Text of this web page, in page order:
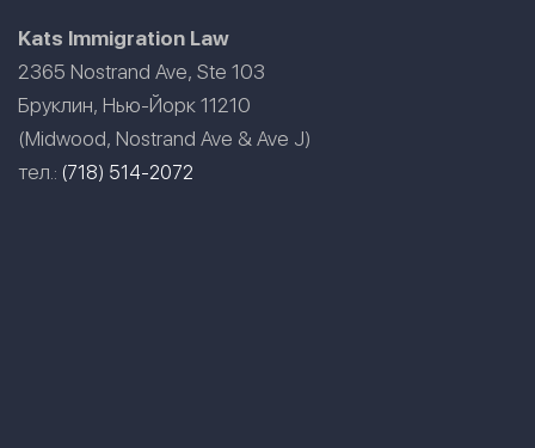
Kats Immigration Law
2365 Nostrand Ave, Ste 103
Бруклин, Нью-Йорк 11210
(Midwood, Nostrand Ave & Ave J)
тел.: (718) 514-2072